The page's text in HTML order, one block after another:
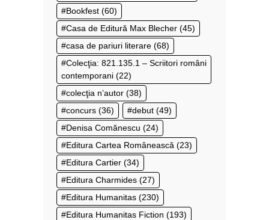
Bookfest (60)
Casa de Editură Max Blecher (45)
casa de pariuri literare (68)
Colecţia: 821.135.1 – Scriitori români
contemporani (22)
colecţia n’autor (38)
concurs (36) debut (49)
Denisa Comănescu (24)
Editura Cartea Românească (23)
Editura Cartier (34)
Editura Charmides (27)
Editura Humanitas (230)
Editura Humanitas Fiction (193)